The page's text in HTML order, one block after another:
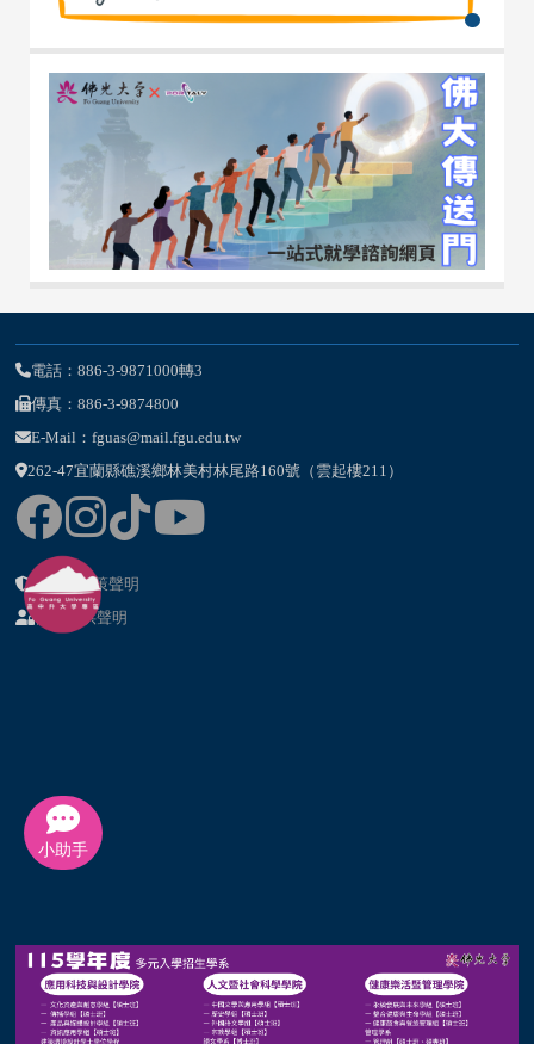
電話：886-3-9871000轉3
傳真：886-3-9874800
E-Mail：fguas@mail.fgu.edu.tw
262-47宜蘭縣礁溪鄉林美村林尾路160號（雲起樓211）
隱私權政策聲明
個資提供聲明
小助手